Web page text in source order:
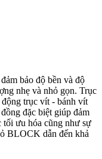
bảo độ bền và độ
nhẹ và nhỏ gọn. Trục
trục vít - bánh vít
đặc biệt giúp đảm
tối ưu hóa cũng như sự
BLOCK dẫn đến khả